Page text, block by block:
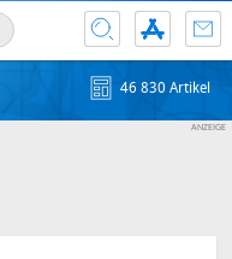
46 830 Artikel